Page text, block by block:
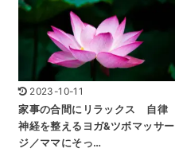
2023-10-11
家事の合間にリラックス 自律
神経を整えるヨガ&ツボマッサー
ジ／ママにそっ…